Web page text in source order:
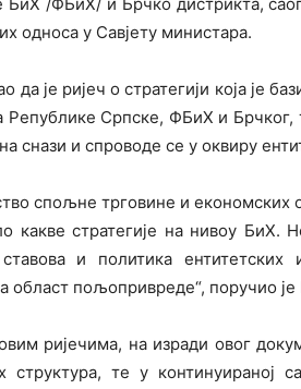
односа у Савјету министара.
да је ријеч о стратегији која је
Републике Српске, ФБиХ и
снази и спроводе се у оквиру
спољне трговине и економских
какве стратегије на нивоу БиХ.
и политика
област пољопривреде“, поручио
ријечима, на изради овог
структура, те у континуираној